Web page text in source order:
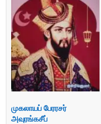
முகலாயப் பேரரசர்
அவுரங்கசீப்